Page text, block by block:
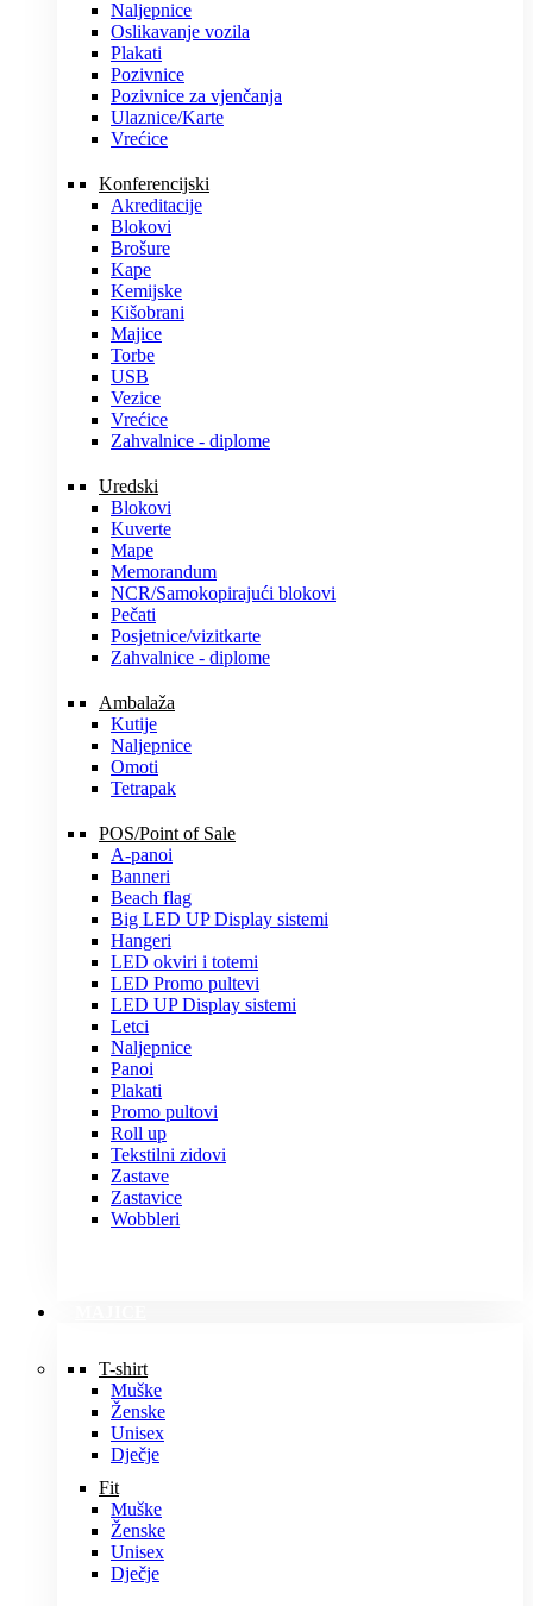
Naljepnice
Oslikavanje vozila
Plakati
Pozivnice
Pozivnice za vjenčanja
Ulaznice/Karte
Vrećice
Konferencijski
Akreditacije
Blokovi
Brošure
Kape
Kemijske
Kišobrani
Majice
Torbe
USB
Vezice
Vrećice
Zahvalnice - diplome
Uredski
Blokovi
Kuverte
Mape
Memorandum
NCR/Samokopirajući blokovi
Pečati
Posjetnice/vizitkarte
Zahvalnice - diplome
Ambalaža
Kutije
Naljepnice
Omoti
Tetrapak
POS/Point of Sale
A-panoi
Banneri
Beach flag
Big LED UP Display sistemi
Hangeri
LED okviri i totemi
LED Promo pultevi
LED UP Display sistemi
Letci
Naljepnice
Panoi
Plakati
Promo pultovi
Roll up
Tekstilni zidovi
Zastave
Zastavice
Wobbleri
T-shirt
Muške
Ženske
Unisex
Dječje
Fit
Muške
Ženske
Unisex
Dječje